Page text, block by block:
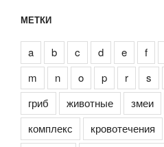
МЕТКИ
a b c d e f
m
n o p r s
гриб
животные змеи
комплекс
кровотечения